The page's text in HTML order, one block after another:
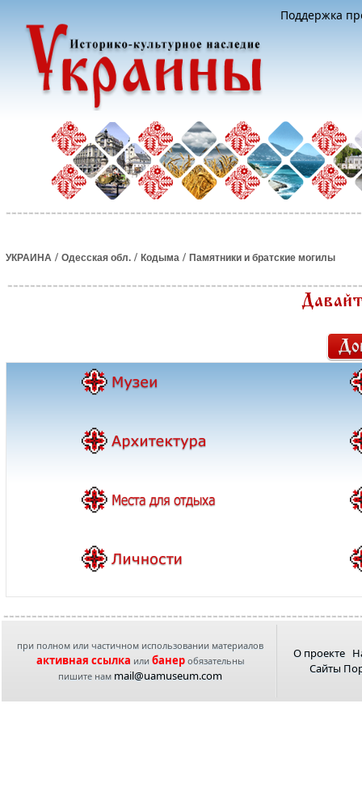
Поддержка
УКРАИНА / Одесская обл. / Кодыма / Памятники и братские могилы
при полном или частичном использовании материалов
активная ссылка или банеробязательны
пишите нам mail@uamuseum.com
О проекте
Сайты